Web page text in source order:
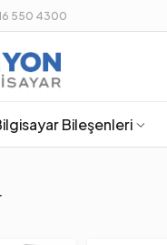
550 4300
Bileşenleri